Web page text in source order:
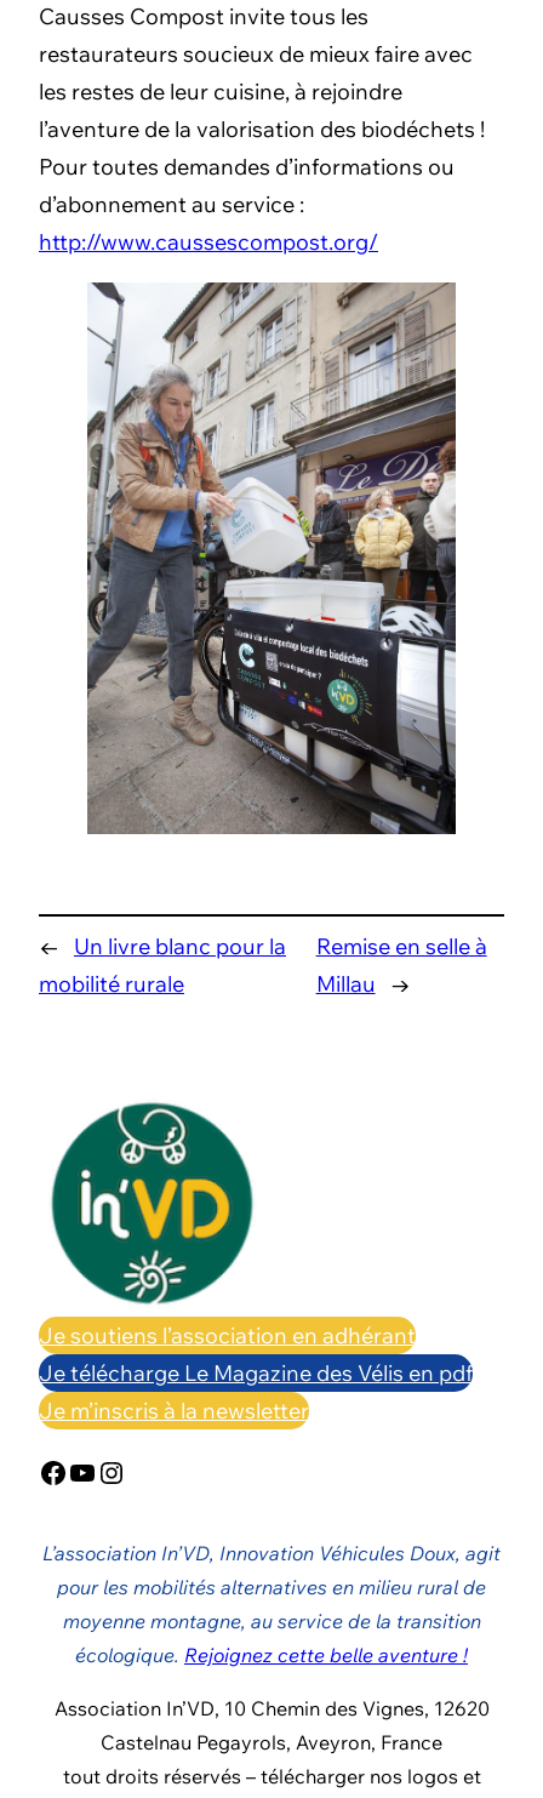
Causses Compost invite tous les
restaurateurs soucieux de mieux faire avec
les restes de leur cuisine, à rejoindre
l’aventure de la valorisation des biodéchets !
Pour toutes demandes d’informations ou
d’abonnement au service :
http://www.caussescompost.org/
←
Un livre blanc pour la
mobilité rurale
Remise en selle à
Millau
→
Je soutiens l’association en adhérant
Je télécharge Le Magazine des Vélis en pdf
Je m’inscris à la newsletter
Facebook
YouTube
Instagram
L’association In’VD, Innovation Véhicules Doux, agit
pour les mobilités alternatives en milieu rural de
moyenne montagne, au service de la transition
écologique. Rejoignez cette belle aventure !
Association In’VD, 10 Chemin des Vignes, 12620
Castelnau Pegayrols, Aveyron, France
tout droits réservés – télécharger nos logos et